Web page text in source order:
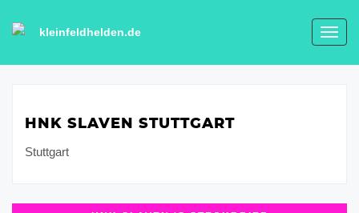
kleinfeldhelden.de
HNK SLAVEN STUTTGART
Stuttgart